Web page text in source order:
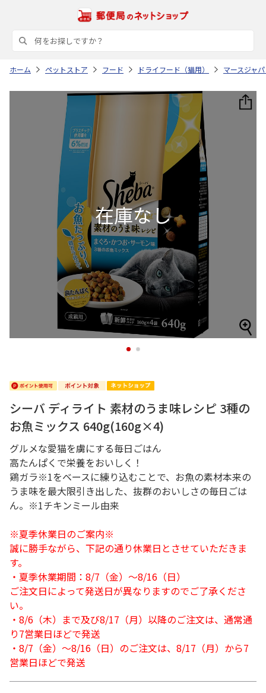
ホーム ペットストア フード ドライフード（猫用） マースジャ
1 2
シーバ ディライト 素材のうま味レシピ 3種の
お魚ミックス 640g(160g×4)
グルメな愛猫を虜にする毎日ごはん
高たんぱくで栄養をおいしく！
鶏ガラ※1をベースに練り込むことで、お魚の素材本来の
うま味を最大限引き出した、抜群のおいしさの毎日ごは
ん。※1チキンミール由来
※夏季休業日のご案内※
誠に勝手ながら、下記の通り休業日とさせていただきま
す。
・夏季休業期間：8/7（金）～8/16（日）
ご注文日によって発送日が異なりますのでご了承くださ
い。
・8/6（木）まで及び8/17（月）以降のご注文は、通常通
り7営業日ほどで発送
・8/7（金）～8/16（日）のご注文は、8/17（月）から7
営業日ほどで発送